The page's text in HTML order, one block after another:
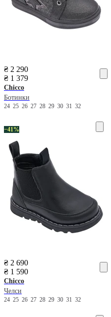
₴ 2 290
₴ 1 379
Chicco
Ботинки
24 25 26 27 28 29 30 31 32
−41%
₴ 2 690
₴ 1 590
Chicco
Челси
24 25 26 27 28 29 30 31 32